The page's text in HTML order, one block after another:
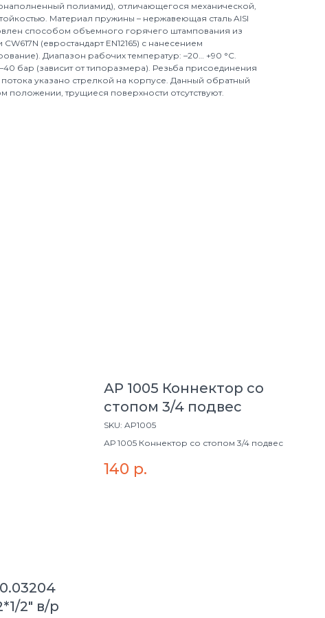
полиамид), отличающегося механической,
Материал пружины – нержавеющая сталь AISI
способом объемного горячего штампования из
(евростандарт EN12165) с нанесением
Диапазон рабочих температур: –20… +90 °С.
бар (зависит от типоразмера). Резьба присоединения
указано стрелкой на корпусе. Данный обратный
положении, трущиеся поверхности отсутствуют.
2" в/р
АР 1005 Коннектор со
стопом 3/4 подвес
SKU: AP1005
АР 1005 Коннектор со стопом 3/4 подвес
140 р.